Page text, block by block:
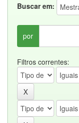
Buscar em:
por
Filtros correntes: